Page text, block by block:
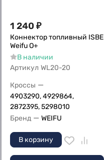
1 240 ₽
Коннектор топливный ISBE
Weifu О+
В наличии
Артикул WL20-20
Кроссы —
4903290, 4929864,
2872395, 5298010
Бренд — WEIFU
В корзину